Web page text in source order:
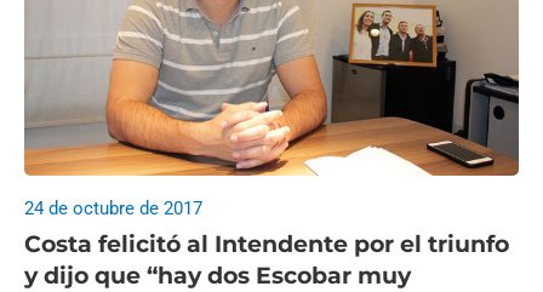
Costa felicitó al Intendente por el triunfo
y dijo que “hay dos Escobar muy
24 de octubre de 2017